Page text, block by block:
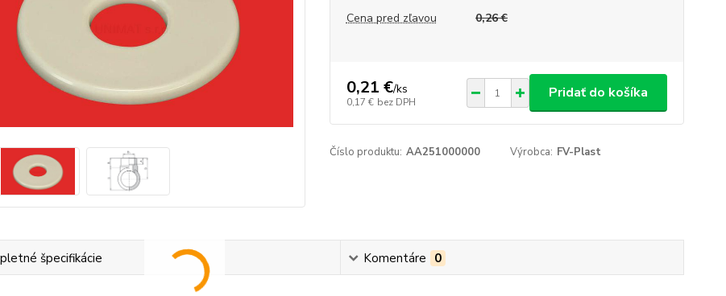
Cena pred zľavou
0,26 €
0,21 €/ks
0,17 € bez DPH
Pridať do košíka
Číslo produktu: AA251000000 Výrobca: FV-Plast
špecifikácie Komentáre 0